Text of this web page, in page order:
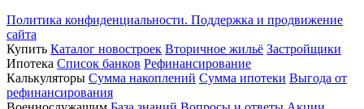
Политика конфиденциальности. Поддержка и продвижение
сайта
Купить Каталог новостроек Вторичное жильё Застройщики
Ипотека Список банков Рефинансирование
Калькуляторы Сумма накоплений Сумма ипотеки Выгода от
рефинансирования